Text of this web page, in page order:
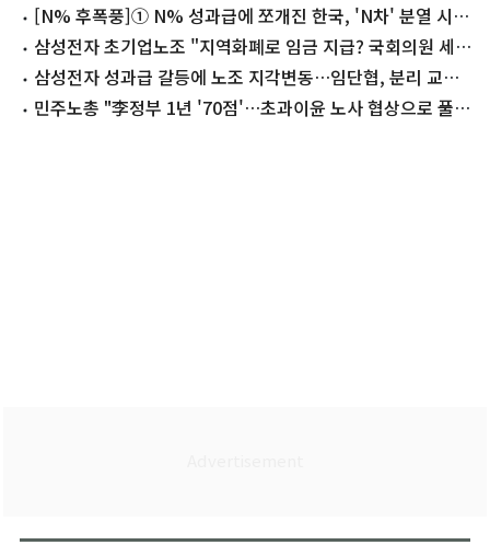
준 마련 착수
[N% 후폭풍]① N% 성과급에 쪼개진 한국, 'N차' 분열 시작
됐다삼성전자 초기업노조 "지역화폐로 임금 지급? 국회의원 세비
에 적용을"
삼성전자 성과급 갈등에 노조 지각변동…임단협, 분리 교섭
'저울질'
민주노총 "李정부 1년 '70점'…초과이윤 노사 협상으로 풀어